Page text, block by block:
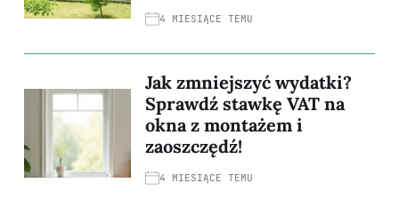
4 MIESIĄCE TEMU
Jak zmniejszyć wydatki?
Sprawdź stawkę VAT na
okna z montażem i
zaoszczędź!
4 MIESIĄCE TEMU